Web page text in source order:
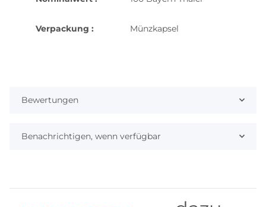
Verpackung : Münzkapsel
Bewertungen
Benachrichtigen, wenn verfügbar